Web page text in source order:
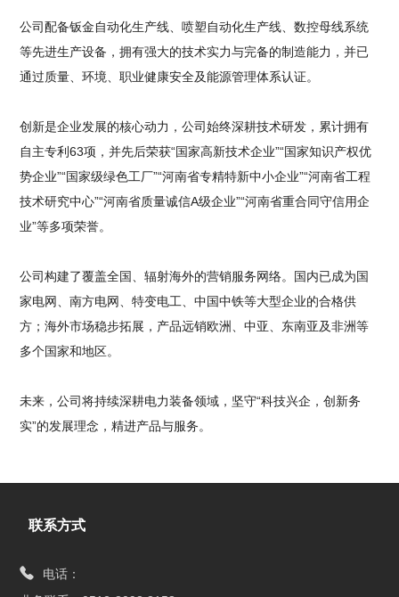
公司配备钣金自动化生产线、喷塑自动化生产线、数控母线系统
等先进生产设备，拥有强大的技术实力与完备的制造能力，并已
通过质量、环境、职业健康安全及能源管理体系认证。
创新是企业发展的核心动力，公司始终深耕技术研发，累计拥有
自主专利63项，并先后荣获“国家高新技术企业”“国家知识产权优
势企业”“国家级绿色工厂”“河南省专精特新中小企业”“河南省工程
技术研究中心”“河南省质量诚信A级企业”“河南省重合同守信用企
业”等多项荣誉。
公司构建了覆盖全国、辐射海外的营销服务网络。国内已成为国
家电网、南方电网、特变电工、中国中铁等大型企业的合格供
方；海外市场稳步拓展，产品远销欧洲、中亚、东南亚及非洲等
多个国家和地区。
未来，公司将持续深耕电力装备领域，坚守“科技兴企，创新务
实”的发展理念，精进产品与服务。
联系方式
电话：